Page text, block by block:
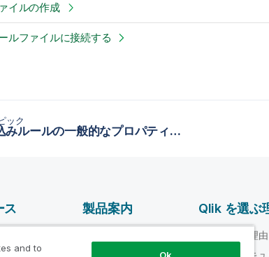
イルの作成
ルファイルに接続する
ック
埋め込みルールの一般的なプロパティを定義
ス 製品案内
品質
Qlik を選ぶ
Qlik を選ぶ理由
信頼性とセキ
and to